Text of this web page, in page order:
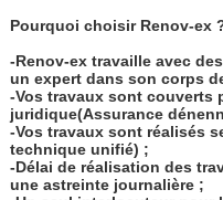
Pourquoi choisir Renov-ex
-Renov-ex travaille avec
un expert dans son corps
-Vos travaux sont couverts
juridique(Assurance
-Vos travaux sont réalisés
technique unifié) ;
-Délai de réalisation des
une astreinte journalière ;